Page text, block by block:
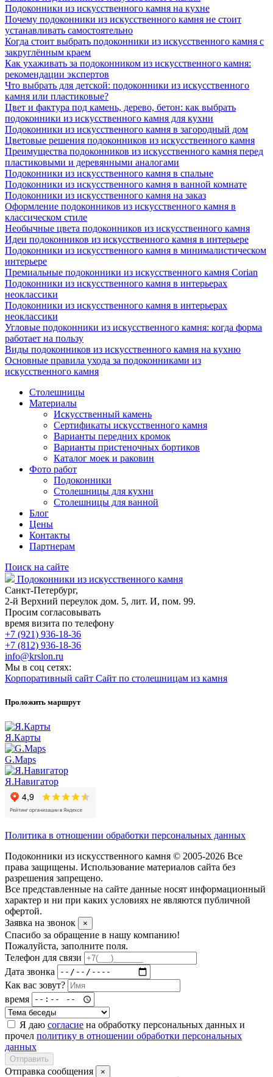
Подоконники из искусственного камня на кухне
Почему подоконники из искусственного камня не стоит
устанавливать самостоятельно
Когда стоит выбрать подоконники из искусственного камня с
закруглённым краем
Как ухаживать за подоконником из искусственного камня:
рекомендации экспертов
Что выбрать для детской: подоконники из искусственного
камня или пластиковые?
Цвет и фактура под камень, дерево, бетон: как выбрать
подоконники из искусственного камня для кухни
Подоконники из искусственного камня в загородный дом
Цветовые решения подоконников из искусственного камня
Преимущества подоконников из искусственного камня перед
пластиковыми и деревянными аналогами
Подоконники из искусственного камня в спальне
Подоконники из искусственного камня в ванной комнате
Подоконники из искусственного камня на заказ
Оформление подоконников из искусственного камня в
классическом стиле
Необычные цвета подоконников из искусственного камня
Идеи подоконников из искусственного камня в интерьере
Подоконники из искусственного камня в минималистическом
интерьере
Премиальные подоконники из искусственного камня Corian
Подоконники из искусственного камня в интерьерах
неоклассики
Подоконники из искусственного камня в интерьерах
неоклассики
Угловые подоконники из искусственного камня: когда форма
работает на пользу
Виды подоконников из искусственного камня на кухню
Основные правила ухода за подоконниками из
искусственного камня
Столешницы
Материалы
Искусственный камень
Сертификаты искусственного камня
Варианты передних кромок
Варианты пристеночных бортиков
Каталог моек и раковин
Фото работ
Подоконники
Столешницы для кухни
Столешницы для ванной
Блог
Цены
Контакты
Партнерам
Поиск на сайте
Подоконники из искусственного камня
Санкт-Петербург,
2-й Верхний переулок дом. 5, лит. И, пом. 99.
Просим согласовывать
время визита по телефону
+7 (921) 936-18-36
+7 (812) 936-18-36
info@krslon.ru
Мы в соц сетях:
Корпоративный сайт Сайт по столешницам из камня
Проложить маршрут
Я.Карты
G.Maps
Я.Навигатор
Политика в отношении обработки персональных данных
Подоконники из искусственного камня © 2005-2026 Все
права защищены. Использование материалов сайта без
разрешения запрещено.
Все представленные на сайте данные носят информационный
характер и ни при каких условиях не являются публичной
офертой.
Заявка на звонок
×
Спасибо за обращение в нашу компанию!
Пожалуйста, заполните поля.
Телефон для связи
Дата звонка
Как вас зовут?
время
Я даю согласие на обработку персональных данных и
прочел политику в отношении обработки персональных
данных
Отправить
Отправка сообщения ×